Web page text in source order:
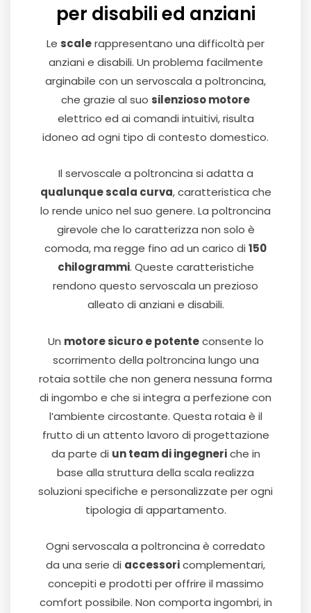
per disabili ed anziani
Le scalerappresentano una difficoltà per
anziani e disabili. Un problema facilmente
arginabile con un servoscala a poltroncina,
che grazie al suo silenzioso motore
elettrico ed ai comandi intuitivi, risulta
idoneo ad ogni tipo di contesto domestico.
Il servoscale a poltroncina si adatta a
qualunque scala curva, caratteristica che
lo rende unico nel suo genere. La poltroncina
girevole che lo caratterizza non solo è
comoda, ma regge fino ad un carico di 150
chilogrammi. Queste caratteristiche
rendono questo servoscala un prezioso
alleato di anziani e disabili.
Un motore sicuro e potenteconsente lo
scorrimento della poltroncina lungo una
rotaia sottile che non genera nessuna forma
di ingombo e che si integra a perfezione con
l’ambiente circostante. Questa rotaia è il
frutto di un attento lavoro di progettazione
da parte di un team di ingegneriche in
base alla struttura della scala realizza
soluzioni specifiche e personalizzate per ogni
tipologia di appartamento.
Ogni servoscala a poltroncina è corredato
da una serie di accessoricomplementari,
concepiti e prodotti per offrire il massimo
comfort possibile. Non comporta ingombri, in